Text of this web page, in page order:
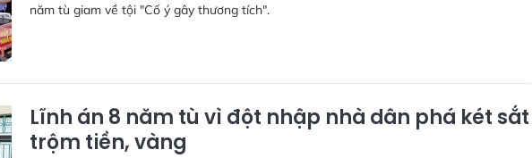
năm tù giam về tội "Cố ý gây thương tích".
Lĩnh án 8 năm tù vì đột nhập nhà dân phá két sắt
trộm tiền, vàng